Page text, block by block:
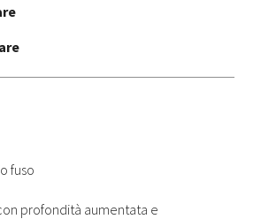
fuso
profondità aumentata e